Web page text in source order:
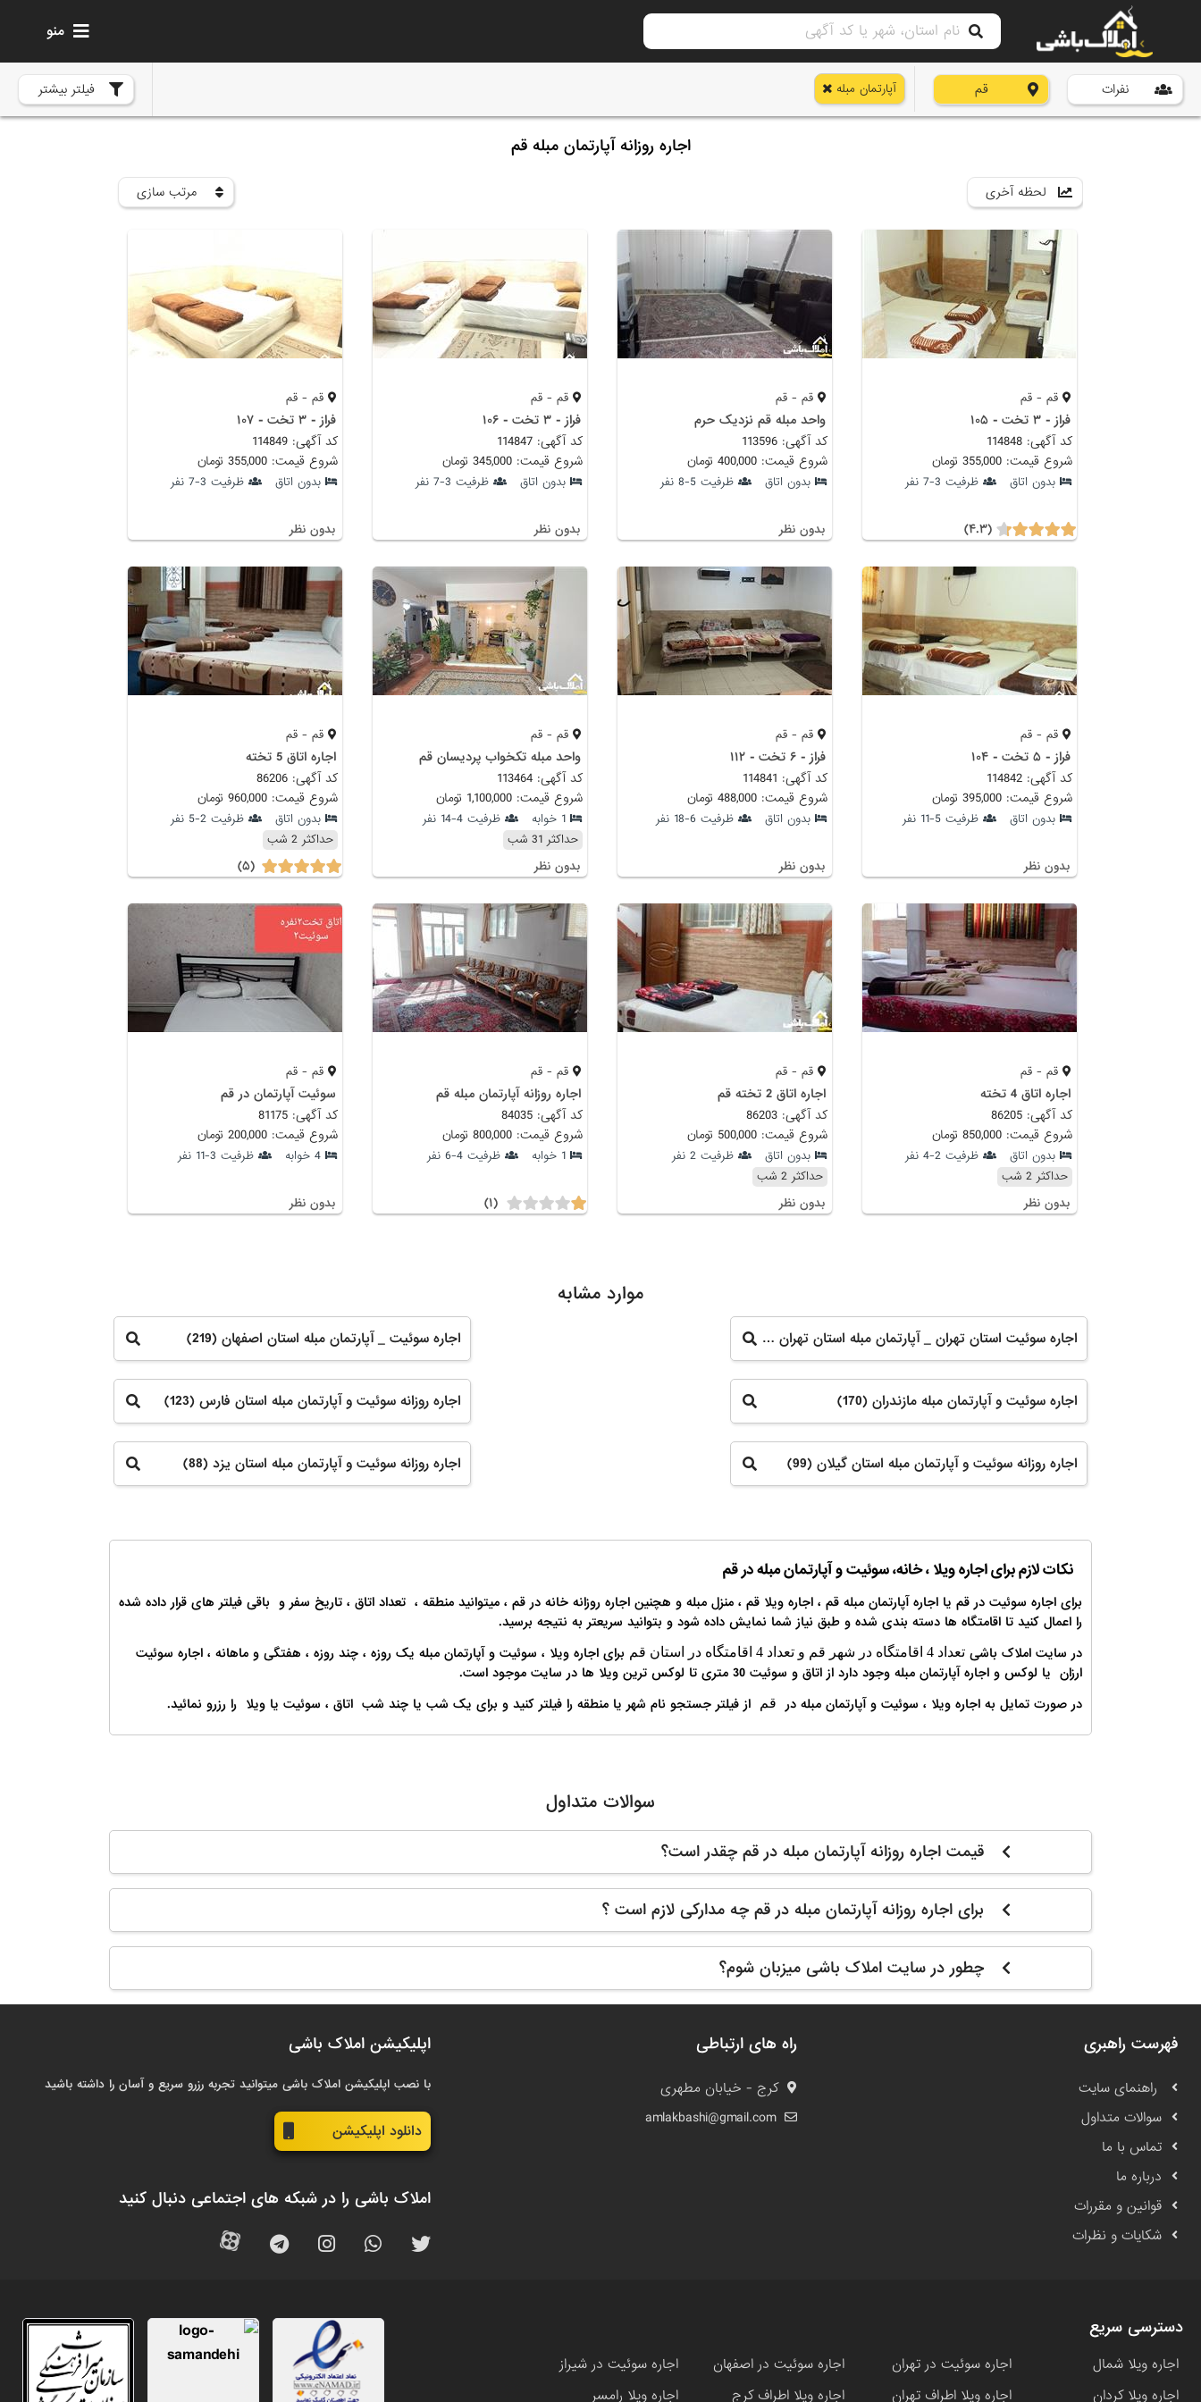
منو
نفرات قم آپارتمان مبله فیلتر بیشتر
اجاره روزانه آپارتمان مبله قم
لحظه آخری مرتب سازی
قم - قم
فراز - ۳ تخت - ۱۰۵
کد آگهی: 114848
شروع قیمت: 355,000 تومان
بدون اتاق ظرفیت 3-7 نفر
(۴.۳)
قم - قم
واحد مبله قم نزدیک حرم
کد آگهی: 113596
شروع قیمت: 400,000 تومان
بدون اتاق ظرفیت 5-8 نفر
بدون نظر
قم - قم
فراز - ۳ تخت - ۱۰۶
کد آگهی: 114847
شروع قیمت: 345,000 تومان
بدون اتاق ظرفیت 3-7 نفر
بدون نظر
قم - قم
فراز - ۳ تخت - ۱۰۷
کد آگهی: 114849
شروع قیمت: 355,000 تومان
بدون اتاق ظرفیت 3-7 نفر
بدون نظر
قم - قم
فراز - ۵ تخت - ۱۰۴
کد آگهی: 114842
شروع قیمت: 395,000 تومان
بدون اتاق ظرفیت 5-11 نفر
بدون نظر
قم - قم
فراز - ۶ تخت - ۱۱۲
کد آگهی: 114841
شروع قیمت: 488,000 تومان
بدون اتاق ظرفیت 6-18 نفر
بدون نظر
قم - قم
واحد مبله تکخواب پردیسان قم
کد آگهی: 113464
شروع قیمت: 1,100,000 تومان
1 خوابه
ظرفیت 4-14 نفر
حداکثر 31 شب
بدون نظر
قم - قم
اجاره اتاق 5 تخته
کد آگهی: 86206
شروع قیمت: 960,000 تومان
بدون اتاق
ظرفیت 2-5 نفر
حداکثر 2 شب
(۵)
قم - قم
اجاره اتاق 4 تخته
کد آگهی: 86205
شروع قیمت: 850,000 تومان
بدون اتاق
ظرفیت 2-4 نفر
حداکثر 2 شب
بدون نظر
قم - قم
اجاره اتاق 2 تخته قم
کد آگهی: 86203
شروع قیمت: 500,000 تومان
بدون اتاق
ظرفیت 2 نفر
حداکثر 2 شب
بدون نظر
قم - قم
اجاره روزانه آپارتمان مبله قم
کد آگهی: 84035
شروع قیمت: 800,000 تومان
1 خوابه ظرفیت 4-6 نفر
(۱)
قم - قم
سوئیت آپارتمان در قم
کد آگهی: 81175
شروع قیمت: 200,000 تومان
4 خوابه ظرفیت 3-11 نفر
بدون نظر
موارد مشابه
اجاره سوئیت استان تهران _ آپارتمان مبله استان تهران (737) اجاره سوئیت _ آپارتمان مبله استان اصفهان (219)
اجاره سوئیت و آپارتمان مبله مازندران (170) اجاره روزانه سوئیت و آپارتمان مبله استان فارس (123)
اجاره روزانه سوئیت و آپارتمان مبله استان گیلان (99) اجاره روزانه سوئیت و آپارتمان مبله استان یزد (88)
نکات لازم برای اجاره ویلا ، خانه، سوئیت و آپارتمان مبله در قم
برای اجاره سوئیت در قم یا اجاره آپارتمان مبله قم ، اجاره ویلا قم ، منزل مبله و هچنین اجاره روزانه خانه در قم ، میتوانید منطقه ، تعداد اتاق ، تاریخ سفر و باقی فیلتر های قرار داده شده
را اعمال کنید تا اقامتگاه ها دسته بندی شده و طبق نیاز شما نمایش داده شود و بتوانید سریعتر به نتیجه برسید.
در سایت املاک باشی تعداد 4 اقامتگاه در شهر قم و تعداد 4 اقامتگاه در استان قم
برای اجاره ویلا ، سوئیت و آپارتمان مبله یک روزه ، چند روزه ، هفتگی و ماهانه ، اجاره سوئیت
ارزان یا لوکس و اجاره آپارتمان مبله وجود دارد از اتاق و سوئیت 30 متری تا لوکس ترین ویلا ها در سایت موجود است.
در صورت تمایل به اجاره ویلا ، سوئیت و آپارتمان مبله در
قم از فیلتر جستجو نام شهر یا منطقه را فیلتر کنید و برای یک شب یا چند شب اتاق ، سوئیت یا ویلا را رزرو نمائید.
سوالات متداول
قیمت اجاره روزانه آپارتمان مبله در قم چقدر است؟
برای اجاره روزانه آپارتمان مبله در قم چه مدارکی لازم است ؟
چطور در سایت املاک باشی میزبان شوم؟
فهرست راهبری
راهنمای سایت
سوالات متداول
تماس با ما
درباره ما
قوانین و مقررات
شکایات و نظرات
راه های ارتباطی
کرج - خیابان مطهری
amlakbashi@gmail.com
اپلیکیشن املاک باشی
با نصب اپلیکیشن املاک باشی میتوانید تجربه رزرو سریع و آسان را داشته باشید
دانلود اپلیکیشن
املاک باشی را در شبکه های اجتماعی دنبال کنید
دسترسی سریع
اجاره ویلا شمال اجاره سوئیت در تهران اجاره سوئیت در اصفهان
اجاره سوئیت در شیراز
اجاره ویلا کردان
اجاره ویلا اطراف تهران اجاره ویلا اطراف کرج اجاره ویلا رامسر